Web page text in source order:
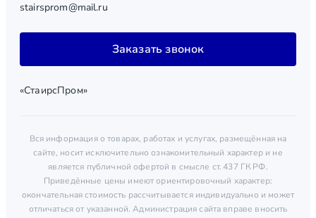
stairsprom@mail.ru
Заказать звонок
«СтаирсПром»
Вся информация о товарах, работах и услугах, размещённая на
сайте, носит исключительно ознакомительный характер и не
является публичной офертой в смысле ст. 437 ГК РФ.
Приведённые цены имеют ориентировочный характер:
окончательная стоимость рассчитывается индивидуально и может
отличаться от указанной. Администрация сайта вправе вносить